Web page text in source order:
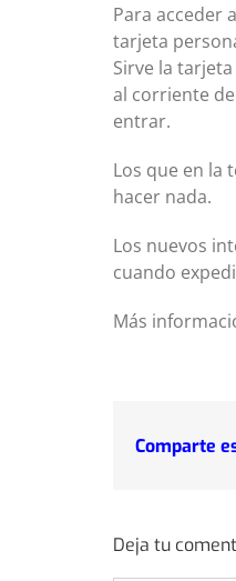
Para acceder
tarjeta
Sirve la
al corriente
entrar.
Los que en la
hacer nada.
Los nuevos
cuando
Más
Comparte
Deja tu